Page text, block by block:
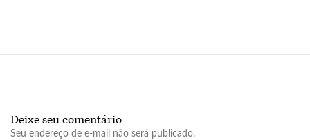
Deixe seu comentário
Seu endereço de e-mail não será publicado.